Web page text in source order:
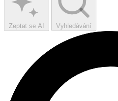
Zeptat se AI Vyhledávání